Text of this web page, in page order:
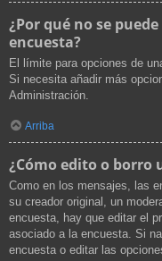
¿Por qué no se
encuesta?
El límite para opciones de
Si necesita añadir más
Administración.
Arriba
¿Cómo edito o borro
Como en los mensajes, las
su creador original, un
encuesta, hay que editar el
asociado a la encuesta. Si
encuesta o editar las